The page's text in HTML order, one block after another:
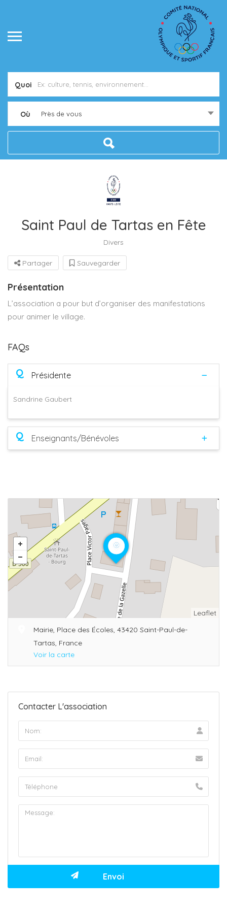
Quoi
Où Près de vous
Saint Paul de Tartas en Fête
Divers
Partager Sauvegarder
Présentation
L’association a pour but d’organiser des manifestations
pour animer le village.
FAQs
Q Présidente
Sandrine Gaubert
Q Enseignants/Bénévoles
Leaflet
Mairie, Place des Écoles, 43420 Saint-Paul-de-
Tartas, France
Voir la carte
Contacter L'association